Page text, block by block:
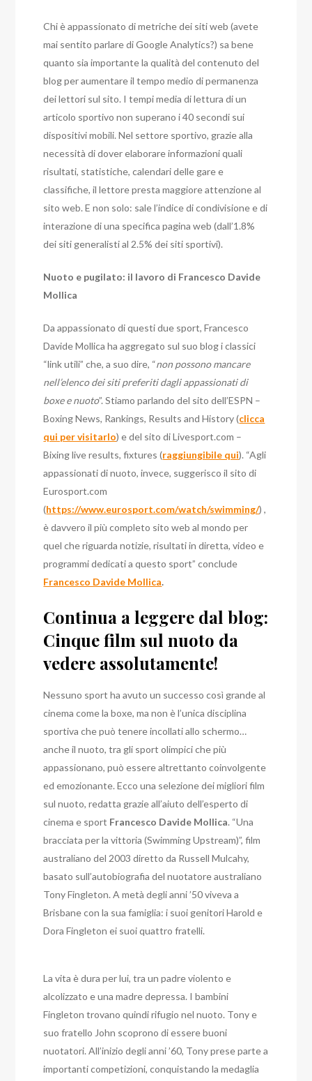
Chi è appassionato di metriche dei siti web (avete
mai sentito parlare di Google Analytics?) sa bene
quanto sia importante la qualità del contenuto del
blog per aumentare il tempo medio di permanenza
dei lettori sul sito. I tempi media di lettura di un
articolo sportivo non superano i 40 secondi sui
dispositivi mobili. Nel settore sportivo, grazie alla
necessità di dover elaborare informazioni quali
risultati, statistiche, calendari delle gare e
classifiche, il lettore presta maggiore attenzione al
sito web. E non solo: sale l’indice di condivisione e di
interazione di una specifica pagina web (dall’1.8%
dei siti generalisti al 2.5% dei siti sportivi).
Nuoto e pugilato: il lavoro di Francesco Davide
Mollica
Da appassionato di questi due sport, Francesco
Davide Mollica ha aggregato sul suo blog i classici
“link utili” che, a suo dire, “non possono mancare
nell’elenco dei siti preferiti dagli appassionati di
boxe e nuoto”. Stiamo parlando del sito dell’ESPN –
Boxing News, Rankings, Results and History (clicca
qui per visitarlo) e del sito di Livesport.com –
Bixing live results, fixtures (raggiungibile qui). “Agli
appassionati di nuoto, invece, suggerisco il sito di
Eurosport.com
(https://www.eurosport.com/watch/swimming/) ,
è davvero il più completo sito web al mondo per
quel che riguarda notizie, risultati in diretta, video e
programmi dedicati a questo sport” conclude
Francesco Davide Mollica.
Continua a leggere dal blog:
Cinque film sul nuoto da
vedere assolutamente!
Nessuno sport ha avuto un successo così grande al
cinema come la boxe, ma non è l’unica disciplina
sportiva che può tenere incollati allo schermo…
anche il nuoto, tra gli sport olimpici che più
appassionano, può essere altrettanto coinvolgente
ed emozionante. Ecco una selezione dei migliori film
sul nuoto, redatta grazie all’aiuto dell’esperto di
cinema e sport Francesco Davide Mollica. “Una
bracciata per la vittoria (Swimming Upstream)”, film
australiano del 2003 diretto da Russell Mulcahy,
basato sull’autobiografia del nuotatore australiano
Tony Fingleton. A metà degli anni ’50 viveva a
Brisbane con la sua famiglia: i suoi genitori Harold e
Dora Fingleton ei suoi quattro fratelli.
La vita è dura per lui, tra un padre violento e
alcolizzato e una madre depressa. I bambini
Fingleton trovano quindi rifugio nel nuoto. Tony e
suo fratello John scoprono di essere buoni
nuotatori. All’inizio degli anni ’60, Tony prese parte a
importanti competizioni, conquistando la medaglia